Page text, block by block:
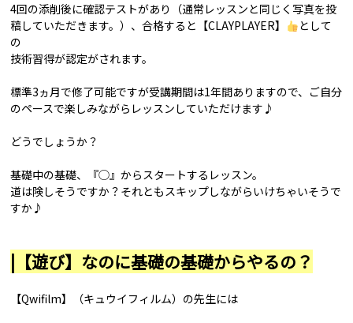
4回の添削後に確認テストがあり（通常レッスンと同じく写真を投
稿していただきます。）、合格すると【CLAYPLAYER】
として
の
技術習得が認定がされます。
標準3ヵ月で修了可能ですが受講期間は1年間ありますので、ご自分
のペースで楽しみながらレッスンしていただけます♪
どうでしょうか？
基礎中の基礎、『◯』からスタートするレッスン。
道は険しそうですか？それともスキップしながらいけちゃいそうで
すか♪
|【遊び】なのに基礎の基礎からやるの？
【Qwifilm】（キュウイフィルム）の先生には